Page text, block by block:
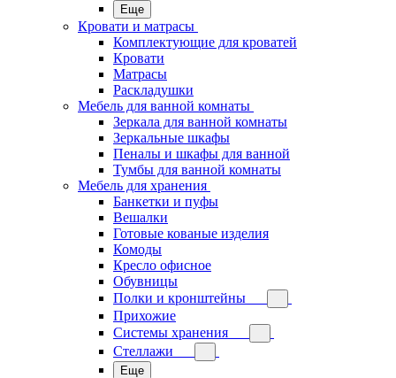
Еще
Кровати и матрасы
Комплектующие для кроватей
Кровати
Матрасы
Раскладушки
Мебель для ванной комнаты
Зеркала для ванной комнаты
Зеркальные шкафы
Пеналы и шкафы для ванной
Тумбы для ванной комнаты
Мебель для хранения
Банкетки и пуфы
Вешалки
Готовые кованые изделия
Комоды
Кресло офисное
Обувницы
Полки и кронштейны
Прихожие
Системы хранения
Стеллажи
Еще